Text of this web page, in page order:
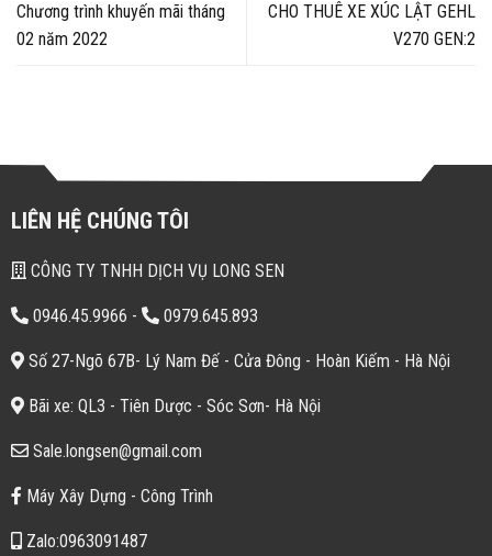
Chương trình khuyến mãi tháng
02 năm 2022
CHO THUÊ XE XÚC LẬT GEHL
V270 GEN:2
LIÊN HỆ CHÚNG TÔI
CÔNG TY TNHH DỊCH VỤ LONG SEN
0946.45.9966 - 0979.645.893
Số 27-Ngõ 67B- Lý Nam Đế - Cửa Đông - Hoàn Kiếm - Hà Nội
Bãi xe: QL3 - Tiên Dược - Sóc Sơn- Hà Nội
Sale.longsen@gmail.com
Máy Xây Dựng - Công Trình
Zalo:0963091487